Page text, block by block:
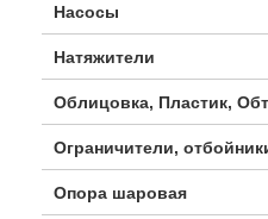
Насосы
Натяжители
Облицовка, Пластик,
Ограничители,
Опора шаровая